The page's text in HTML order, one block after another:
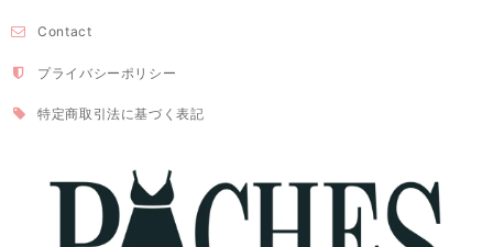
Contact
プライバシーポリシー
特定商取引法に基づく表記